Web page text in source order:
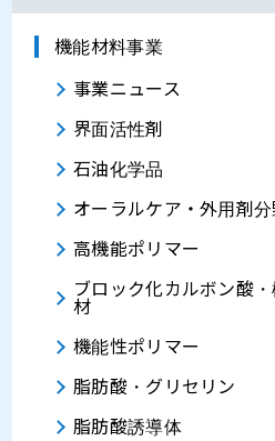
機能材料事業
事業ニュース
界面活性剤
石油化学品
オーラルケア・外用剤
高機能ポリマー
ブロック化カルボン酸
材
機能性ポリマー
脂肪酸・グリセリン
脂肪酸誘導体